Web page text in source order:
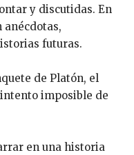
y discutidas. En
anécdotas,
futuras.
de Platón, el
imposible de
en una historia